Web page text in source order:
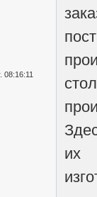
08:16:11
их